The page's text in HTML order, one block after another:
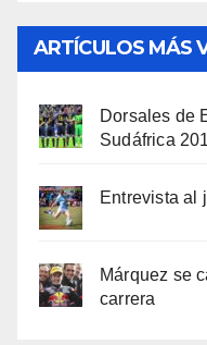
ARTÍCULOS MÁS
Dorsales de
Sudáfrica
Entrevista al
Márquez se
carrera